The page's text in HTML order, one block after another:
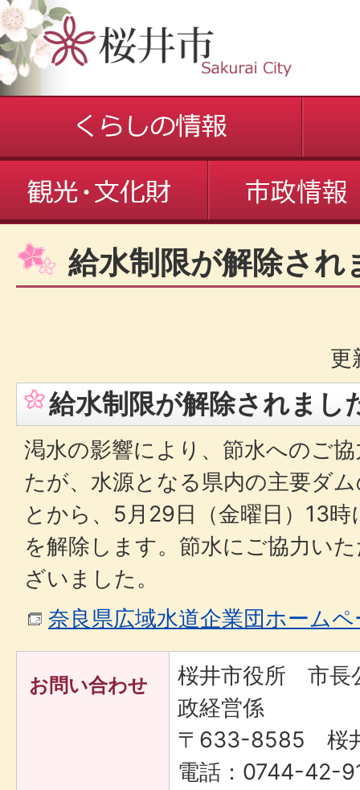
給水制限が解除され
更
給水制限が解除されまし
渇水の影響により、節水へのご
たが、水源となる県内の主要ダ
とから、5月29日（金曜日）13
を解除します。節水にご協力い
ざいました。
奈良県広域水道企業団ホーム
お問い合わせ
桜井市役所 市
政経営係
〒633-8585 桜
電話：0744-42-